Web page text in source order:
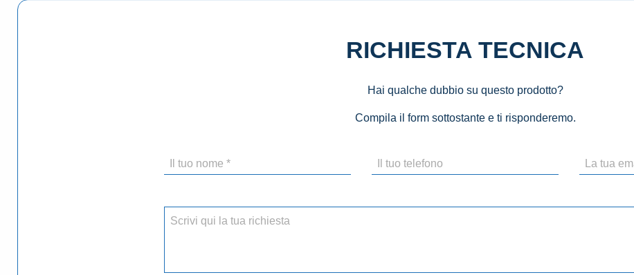
RICHIESTA TECNICA
Hai qualche dubbio su questo prodotto?
Compila il form sottostante e ti risponderemo.